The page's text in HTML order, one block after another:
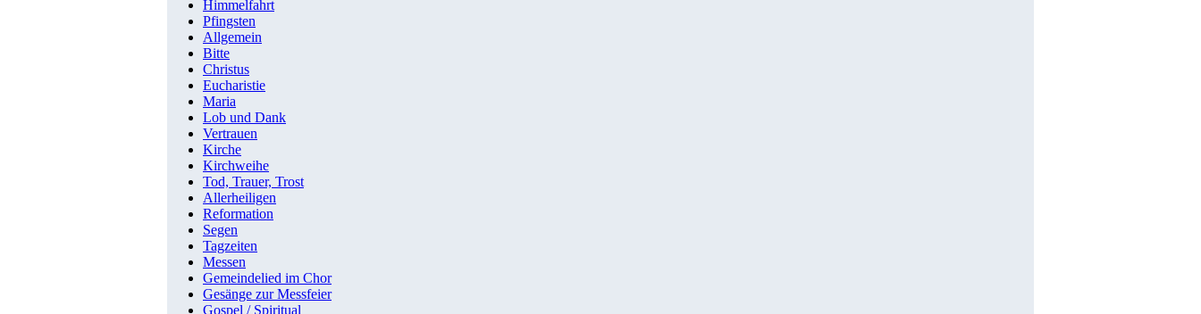
Himmelfahrt
Pfingsten
Allgemein
Bitte
Christus
Eucharistie
Maria
Lob und Dank
Vertrauen
Kirche
Kirchweihe
Tod, Trauer, Trost
Allerheiligen
Reformation
Segen
Tagzeiten
Messen
Gemeindelied im Chor
Gesänge zur Messfeier
Gospel / Spiritual